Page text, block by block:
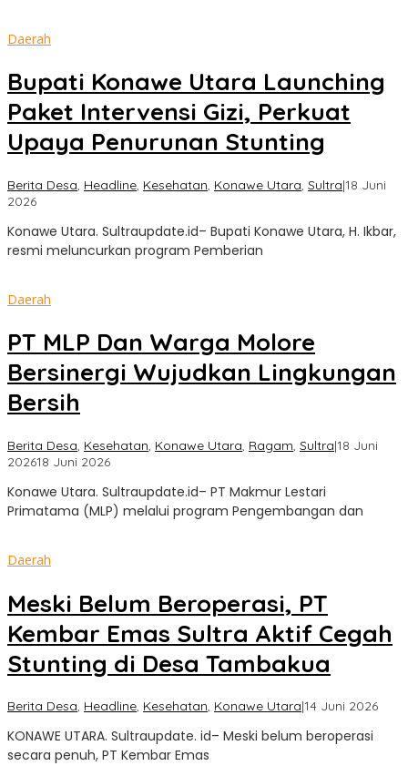
Daerah
Bupati Konawe Utara Launching
Paket Intervensi Gizi, Perkuat
Upaya Penurunan Stunting
Berita Desa, Headline, Kesehatan, Konawe Utara, Sultra|18 Juni
2026oleh
Update
Konawe Utara. Sultraupdate.id– Bupati Konawe Utara, H. Ikbar,
resmi meluncurkan program Pemberian
Daerah
PT MLP Dan Warga Molore
Bersinergi Wujudkan Lingkungan
Bersih
Berita Desa, Kesehatan, Konawe Utara, Ragam, Sultra|18 Juni
202618 Juni 2026oleh
Update
Konawe Utara. Sultraupdate.id– PT Makmur Lestari
Primatama (MLP) melalui program Pengembangan dan
Daerah
Meski Belum Beroperasi, PT
Kembar Emas Sultra Aktif Cegah
Stunting di Desa Tambakua
Berita Desa, Headline, Kesehatan, Konawe Utara|14 Juni 2026oleh
KONAWE UTARA. Sultraupdate. id– Meski belum beroperasi
secara penuh, PT Kembar Emas